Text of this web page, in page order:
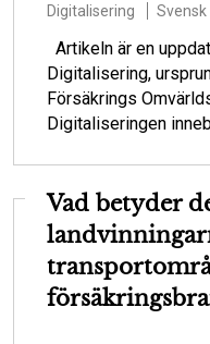
Digitalisering Svensk
Artikeln är en
Digitalisering,
Försäkrings
Digitaliseringen
Vad betyder